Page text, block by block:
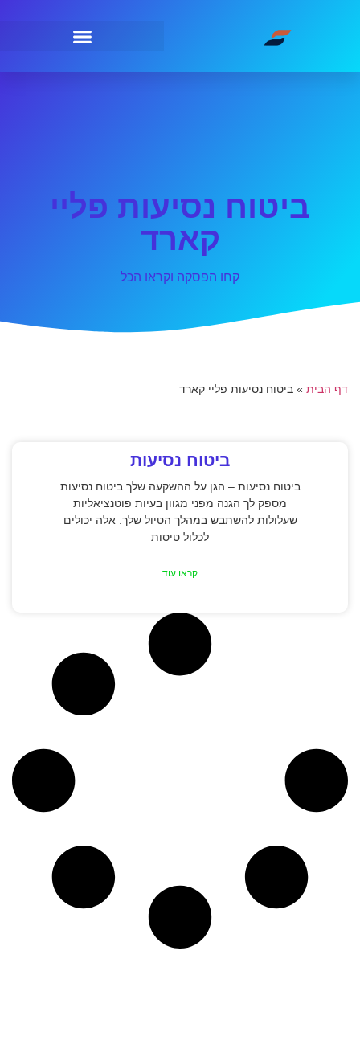
ביטוח נסיעות פליי
קארד
קחו הפסקה וקראו הכל
דף הבית » ביטוח נסיעות פליי קארד
ביטוח נסיעות
ביטוח נסיעות – הגן על ההשקעה שלך ביטוח נסיעות
מספק לך הגנה מפני מגוון בעיות פוטנציאליות
שעלולות להשתבש במהלך הטיול שלך. אלה יכולים
לכלול טיסות
קראו עוד